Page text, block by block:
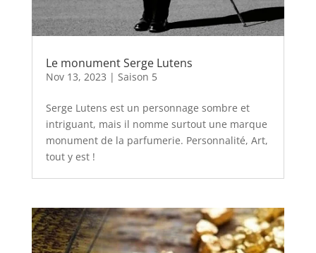
Le monument Serge Lutens
Nov 13, 2023 | Saison 5
Serge Lutens est un personnage sombre et
intriguant, mais il nomme surtout une marque
monument de la parfumerie. Personnalité, Art,
tout y est !